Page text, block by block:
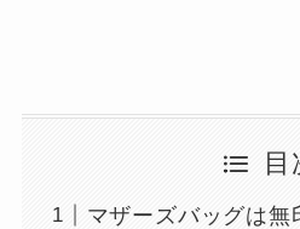
目
マザーズバッグは無